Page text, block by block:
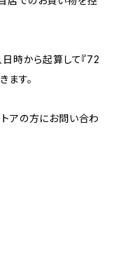
時から起算して『72
ます。
アの方にお問い合わ